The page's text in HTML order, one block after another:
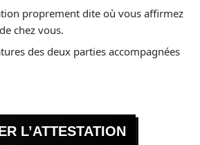
proprement dite où vous affirmez
chez vous.
des deux parties accompagnées
L’ATTESTATION